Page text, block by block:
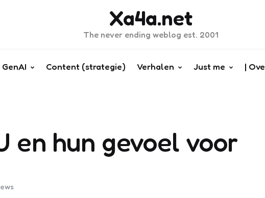
Xa4a.net
The never ending weblog est. 2001
GenAI Content (strategie) Verhalen Just me |
en hun gevoel voor